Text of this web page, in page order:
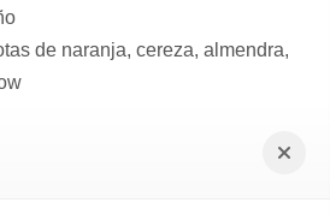
de naranja, cereza, almendra,